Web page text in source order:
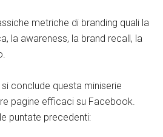
metriche di branding quali la
la awareness, la brand recall, la
conclude questa miniserie
pagine efficaci su Facebook.
puntate precedenti: